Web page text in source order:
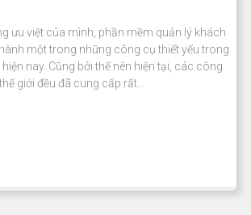
ưu việt của mình, phần mềm quản lý khách
một trong những công cụ thiết yếu trong
nay. Cũng bởi thế nên hiện tại, các công
giới đều đã cung cấp rất…